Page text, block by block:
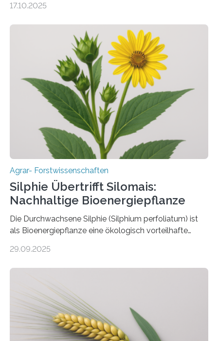
Insektenbiotechnologie der JLU Insekten spielen eine
aber Krankheiten übertragen und der Landwirtschaft
und dem Gartenbau erhebliche Schäden zufügen. Es ist
daher entscheidend, Schadinsekten effektiv zu
bekämpfen, während gleichzeitig nützliche Insekten
erhalten bleiben. An der Justus-Liebig-Universität
Gießen (JLU) erforscht die Arbeitsgruppe von Prof. Dr.
Marc F. Schetelig am Institut für
Insektenbiotechnologie neue biologische und
biotechnologische Verfahren zur…
17.10.2025
Agrar- Forstwissenschaften
Silphie Übertrifft Silomais:
Nachhaltige Bioenergiepflanze
Die Durchwachsene Silphie (Silphium perfoliatum) ist
als Bioenergiepflanze eine ökologisch vorteilhafte
mehrjährigen Vergleichsstudie von Forschenden der
nach nachhaltigen Alternativen zur Energiegewinnung
aus landwirtschaftlichen Kulturen ist ein zentrales
Anliegen im Zuge der europäischen Klimaziele, bis
2050 klimaneutral zu werden. In Deutschland dominiert
bislang der Mais als Energiepflanze, doch sein Anbau
29.09.2025